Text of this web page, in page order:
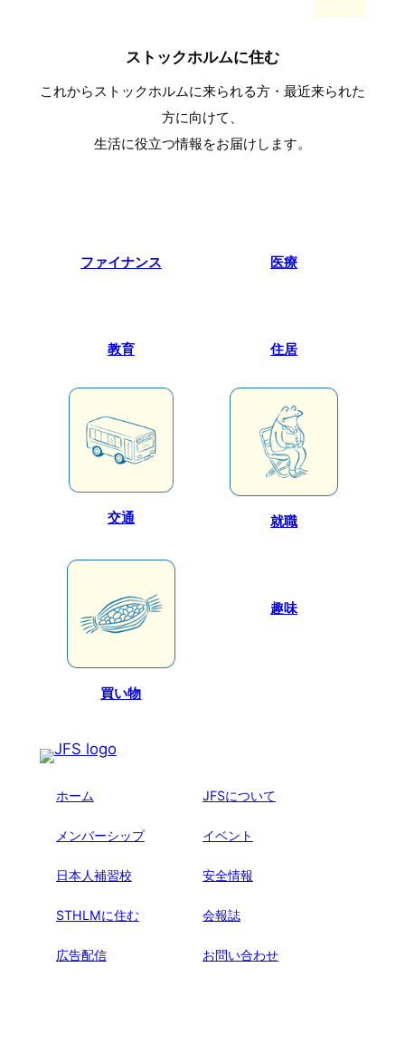
ストックホルムに住む
これからストックホルムに来られる方・最近来られた
方に向けて、
生活に役立つ情報をお届けします。
ファイナンス 医療
教育 住居
交通 就職
買い物
趣味
ホーム
メンバーシップ
日本人補習校
STHLMに住む
広告配信
JFSについて
イベント
安全情報
会報誌
お問い合わせ